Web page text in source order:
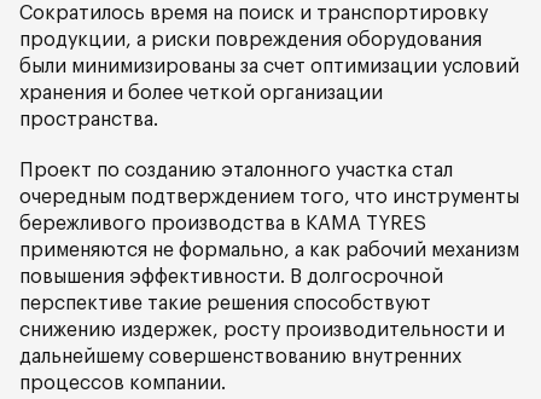
Сократилось время на поиск и транспортировку
продукции, а риски повреждения оборудования
были минимизированы за счет оптимизации условий
хранения и более четкой организации
пространства.
Проект по созданию эталонного участка стал
очередным подтверждением того, что инструменты
бережливого производства в KAMA TYRES
применяются не формально, а как рабочий механизм
повышения эффективности. В долгосрочной
перспективе такие решения способствуют
снижению издержек, росту производительности и
дальнейшему совершенствованию внутренних
процессов компании.